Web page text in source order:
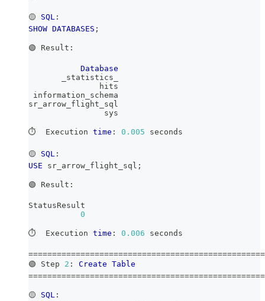
🟡 SQL :
SHOW DATABASES ;
🟢 Result:
Database
       _statistics_
               hits
information_schema
sr_arrow_flight_sql
                sys
⏱️  Execution time : 0.005 seconds
🟡 SQL :
USE sr_arrow_flight_sql ;
🟢 Result:
StatusResult
0
⏱️  Execution time : 0.006 seconds
==================================================
🟢 Step 2 : Create Table
==================================================
🟡 SQL :